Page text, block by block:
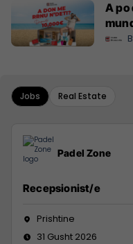
A po
Jobs Real Estate
Padel Zone
Recepsionist/e
Prishtine
31 Gusht 2026